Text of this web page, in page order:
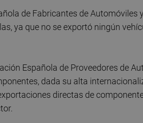
de Fabricantes de Automóviles
ya que no se exportó ningún
Española de Proveedores de
dada su alta
directas de